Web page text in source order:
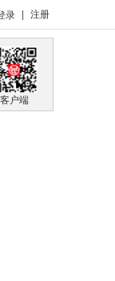
录 注册
客户端